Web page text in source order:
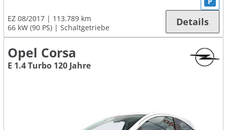
EZ 08/2017
113.789 km
66 kW (90 PS)
Schaltgetriebe Details
Opel Corsa
E 1.4 Turbo 120 Jahre